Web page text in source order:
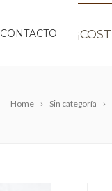
CONTACTO
Home Sin categoría